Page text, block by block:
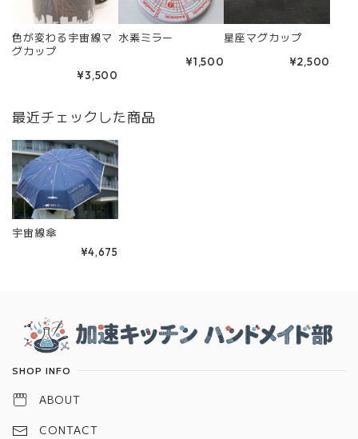
色が変わる宇宙線マ
グカップ
¥3,500
水素ミラー
¥1,500
星座マグカップ
¥2,500
最近チェックした商品
宇宙線傘
¥4,675
Information
SHOP INFO
ABOUT
CONTACT